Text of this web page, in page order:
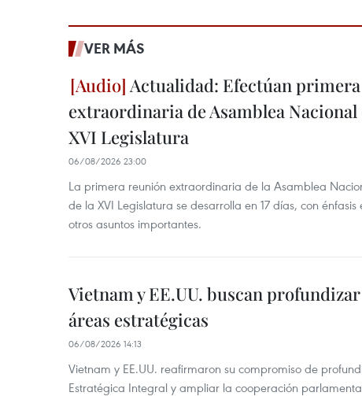
VER MÁS
Actualidad: Efectúan
extraordinaria de Asamblea Nacional
XVI Legislatura
06/08/2026 23:00
La primera reunión extraordinaria de la Asamblea
de la XVI Legislatura se desarrolla en 17 días, con
otros asuntos importantes.
Vietnam y EE.UU. buscan
áreas estratégicas
06/08/2026 14:13
Vietnam y EE.UU. reafirmaron su compromiso de
Estratégica Integral y ampliar la cooperación